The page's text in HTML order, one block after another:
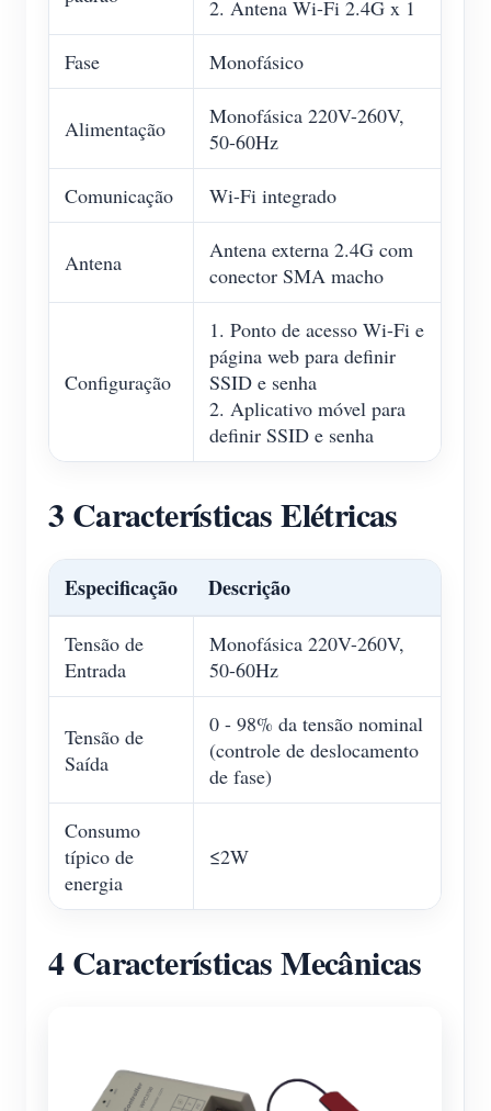
2. Antena Wi-Fi 2.4G x 1
Fase Monofásico
Alimentação
Monofásica 220V-260V,
50-60Hz
Comunicação Wi-Fi integrado
Antena
Antena externa 2.4G com
conector SMA macho
Configuração
1. Ponto de acesso Wi-Fi e
página web para definir
SSID e senha
2. Aplicativo móvel para
definir SSID e senha
3 Características Elétricas
Especificação Descrição
Tensão de
Entrada
Monofásica 220V-260V,
50-60Hz
Tensão de
Saída
0 - 98% da tensão nominal
(controle de deslocamento
de fase)
Consumo
típico de
energia
≤2W
4 Características Mecânicas